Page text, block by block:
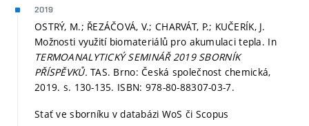
2019
OSTRÝ, M.; ŘEZÁČOVÁ, V.; CHARVÁT, P.; KUČERÍK, J.
Možnosti využití biomateriálů pro akumulaci tepla. In
TERMOANALYTICKÝ SEMINÁŘ 2019 SBORNÍK
PŘÍSPĚVKŮ.TAS. Brno: Česká společnost chemická,
2019. s. 130-135. ISBN: 978-80-88307-03-7.
Stať ve sborníku v databázi WoS či Scopus